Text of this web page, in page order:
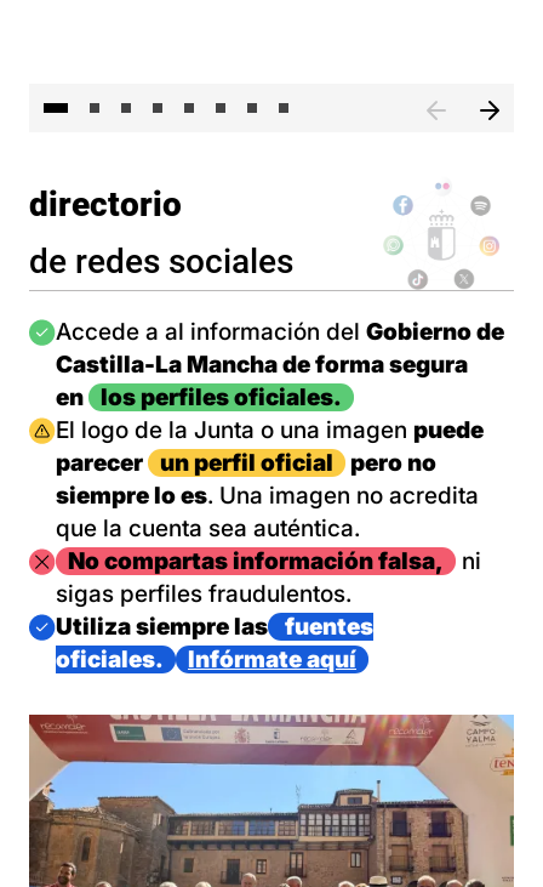
directorio
de redes sociales
Imagen
Accede a al información del Gobierno de
Castilla-La Mancha de forma segura
en
los perfiles oficiales.
Imagen
El logo de la Junta o una imagen puede
parecer
un perfil oficial
pero no
siempre lo es. Una imagen no acredita
que la cuenta sea auténtica.
ImagenNo compartas información falsa,
ni
sigas perfiles fraudulentos.
Imagen
Utiliza siempre las
fuentes
oficiales.
Infórmate aquí